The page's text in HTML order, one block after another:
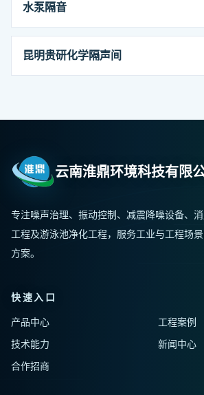
水泵隔音
昆明贵研化学隔声间
云南淮鼎环境科技有限
专注噪声治理、振动控制、减震降噪设备、
工程及游泳池净化工程，服务工业与工程场
方案。
快速入口
产品中心
工程案例
技术能力
新闻中心
合作招商